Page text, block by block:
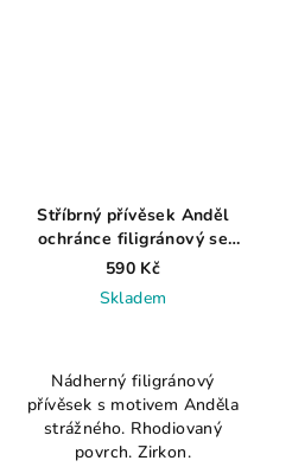
Stříbrný přívěsek Anděl
ochránce filigránový se
zirkonem, rhodiovaný
590 Kč
Skladem
produktu
je
5,0
z
Nádherný filigránový
přívěsek s motivem Anděla
strážného. Rhodiovaný
povrch. Zirkon.